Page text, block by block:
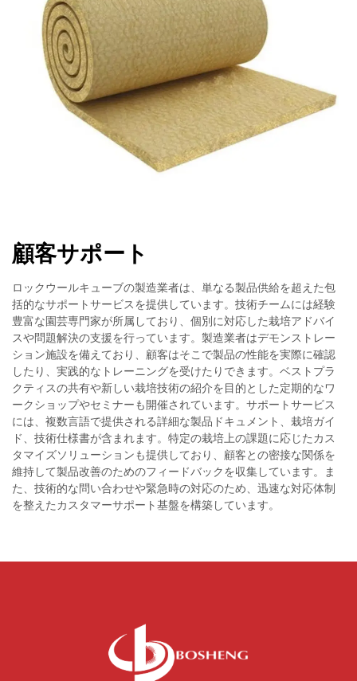
顧客サポート
ロックウールキューブの製造業者は、単なる製品供給を超えた包
括的なサポートサービスを提供しています。技術チームには経験
豊富な園芸専門家が所属しており、個別に対応した栽培アドバイ
スや問題解決の支援を行っています。製造業者はデモンストレー
ション施設を備えており、顧客はそこで製品の性能を実際に確認
したり、実践的なトレーニングを受けたりできます。ベストプラ
クティスの共有や新しい栽培技術の紹介を目的とした定期的なワ
ークショップやセミナーも開催されています。サポートサービス
には、複数言語で提供される詳細な製品ドキュメント、栽培ガイ
ド、技術仕様書が含まれます。特定の栽培上の課題に応じたカス
タマイズソリューションも提供しており、顧客との密接な関係を
維持して製品改善のためのフィードバックを収集しています。ま
た、技術的な問い合わせや緊急時の対応のため、迅速な対応体制
を整えたカスタマーサポート基盤を構築しています。